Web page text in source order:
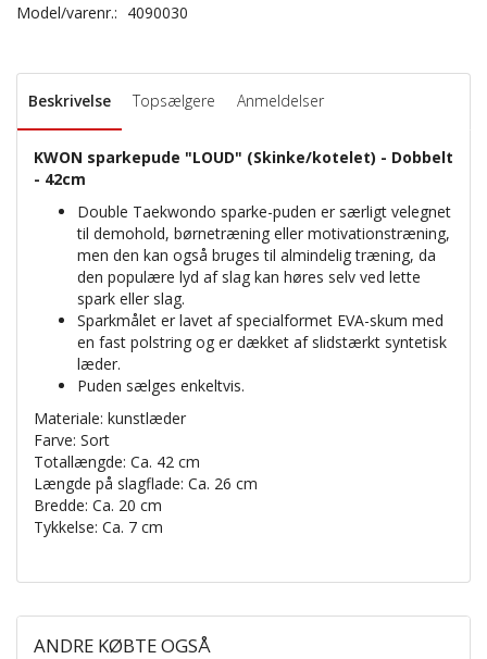
Model/varenr.: 4090030
Beskrivelse Topsælgere Anmeldelser
KWON sparkepude "LOUD" (Skinke/kotelet) - Dobbelt
- 42cm
Double Taekwondo sparke-puden er særligt velegnet
til demohold, børnetræning eller motivationstræning,
men den kan også bruges til almindelig træning, da
den populære lyd af slag kan høres selv ved lette
spark eller slag.
Sparkmålet er lavet af specialformet EVA-skum med
en fast polstring og er dækket af slidstærkt syntetisk
læder.
Puden sælges enkeltvis.
Materiale: kunstlæder
Farve: Sort
Totallængde: Ca. 42 cm
Længde på slagflade: Ca. 26 cm
Bredde: Ca. 20 cm
Tykkelse: Ca. 7 cm
ANDRE KØBTE OGSÅ